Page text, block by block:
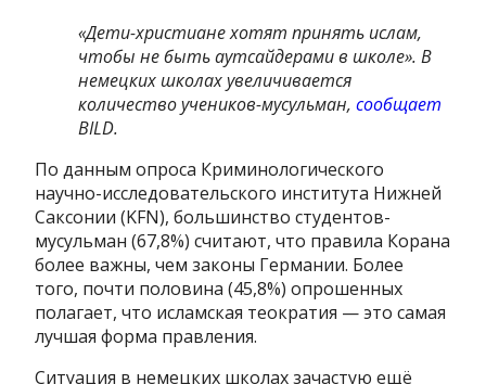
«Дети-христиане хотят принять ислам,
чтобы не быть аутсайдерами в школе». В
немецких школах увеличивается
количество учеников-мусульман,сообщает
BILD.
По данным опроса Криминологического
научно-исследовательского института Нижней
Саксонии (KFN), большинство студентов-
мусульман (67,8%) считают, что правила Корана
более важны, чем законы Германии. Более
того, почти половина (45,8%) опрошенных
полагает, что исламская теократия — это самая
лучшая форма правления.
Ситуация в немецких школах зачастую ещё